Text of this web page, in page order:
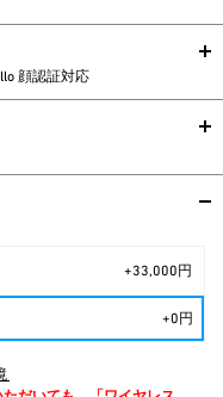
顔認証対応
+33,000円
+0円